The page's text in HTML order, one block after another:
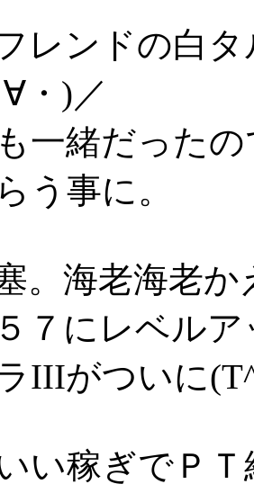
レンドの白
・)／
一緒だった
う事に。
。海老海老
７にレベルア
IIIがついに
い稼ぎでＰ